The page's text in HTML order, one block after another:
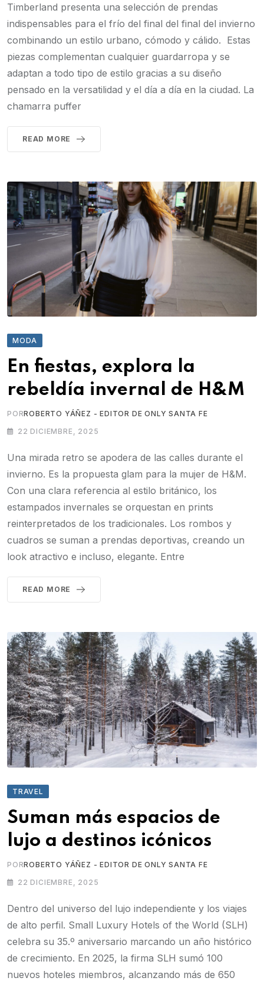
Timberland presenta una selección de prendas
indispensables para el frío del final del final del invierno
combinando un estilo urbano, cómodo y cálido. Estas
piezas complementan cualquier guardarropa y se
adaptan a todo tipo de estilo gracias a su diseño
pensado en la versatilidad y el día a día en la ciudad. La
chamarra puffer
READ MORE
MODA
En fiestas, explora la
rebeldía invernal de H&M
PORROBERTO YÁÑEZ - EDITOR DE ONLY SANTA FE
22 DICIEMBRE, 2025
Una mirada retro se apodera de las calles durante el
invierno. Es la propuesta glam para la mujer de H&M.
Con una clara referencia al estilo británico, los
estampados invernales se orquestan en prints
reinterpretados de los tradicionales. Los rombos y
cuadros se suman a prendas deportivas, creando un
look atractivo e incluso, elegante. Entre
READ MORE
TRAVEL
Suman más espacios de
lujo a destinos icónicos
PORROBERTO YÁÑEZ - EDITOR DE ONLY SANTA FE
22 DICIEMBRE, 2025
Dentro del universo del lujo independiente y los viajes
de alto perfil. Small Luxury Hotels of the World (SLH)
celebra su 35.º aniversario marcando un año histórico
de crecimiento. En 2025, la firma SLH sumó 100
nuevos hoteles miembros, alcanzando más de 650